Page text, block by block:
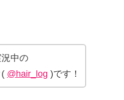
中の
@hair_log )です！